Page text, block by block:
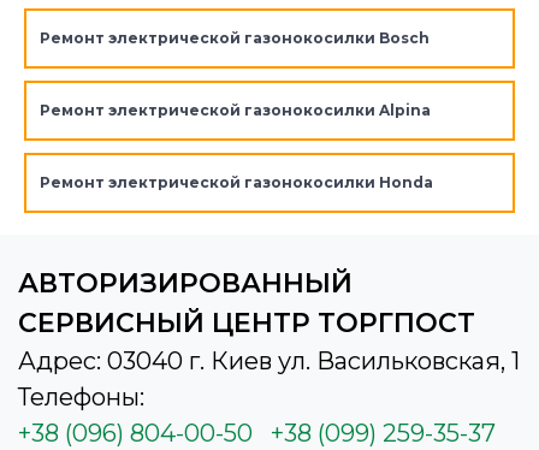
Ремонт электрической газонокосилки Bosch
Ремонт электрической газонокосилки Alpina
Ремонт электрической газонокосилки Honda
АВТОРИЗИРОВАННЫЙ
СЕРВИСНЫЙ ЦЕНТР ТОРГПОСТ
Адрес: 03040 г. Киев ул. Васильковская, 1
Телефоны:
+38 (096) 804-00-50
+38 (099) 259-35-37